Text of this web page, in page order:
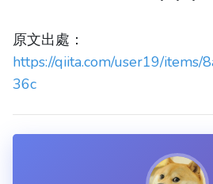
原文出處：
https://qiita.com/user19/items/
36c